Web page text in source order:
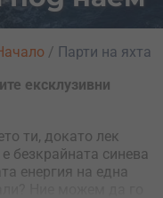
ексклузивни
ти, докато лек
безкрайната синева
енергия на една
/ Парти на яхта